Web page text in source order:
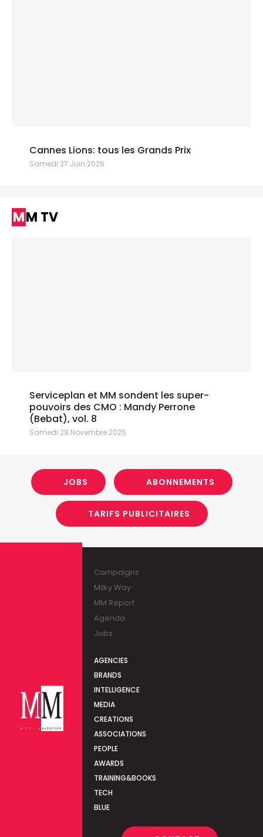
Cannes Lions: tous les Grands Prix
Samedi 27 Juin 2026
MM TV
Serviceplan et MM sondent les super-
pouvoirs des CMO : Mandy Perrone
(Bebat), vol. 8
Samedi 29 Novembre 2025
JOBS ABONNEMENTS
TARIFS PUBLICITAIRES
Campaigns
Milky Way
MM Report
Agenda
Jobs
AGENCIES
BRANDS
INTELLIGENCE
MEDIA
CREATIONS
ASSOCIATIONS
PEOPLE
AWARDS
TRAINING&BOOKS
TECH
BLUE